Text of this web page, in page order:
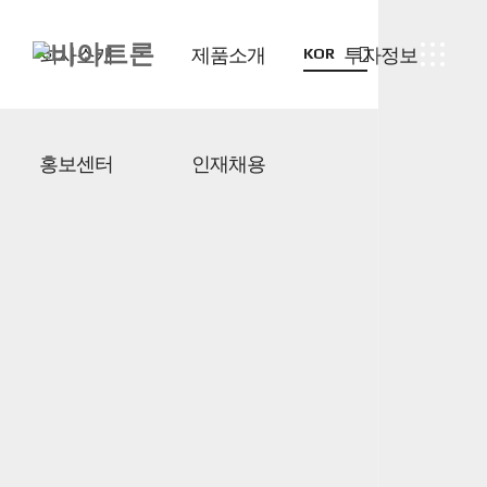
KOR
회사소개 제품소개 투자정보
홍보센터 인재채용